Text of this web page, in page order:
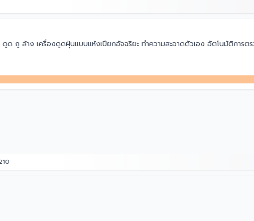
ถู ล้าง เครื่องดูดฝุ่นแบบแห้งเปียกอัจฉริยะ ทำความสะอาดตัวเอง อัตโนมัติการต